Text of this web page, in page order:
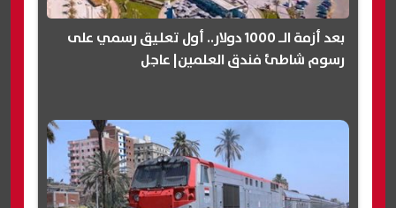
بعد أزمة الـ 1000 دولار.. أول تعليق رسمي على
رسوم شاطئ فندق العلمين| عاجل